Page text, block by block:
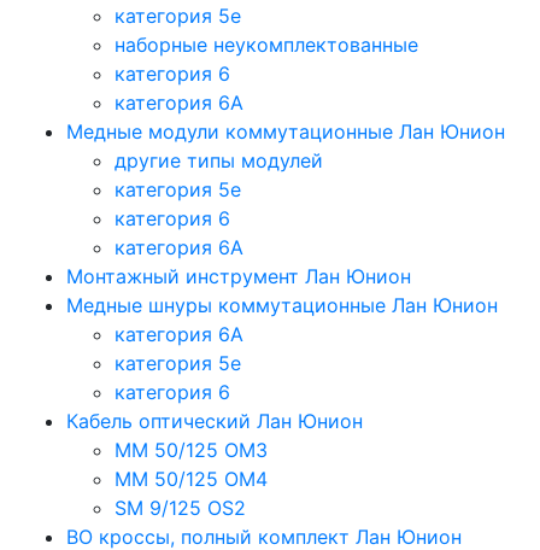
категория 5e
наборные неукомплектованные
категория 6
категория 6A
Медные модули коммутационные Лан Юнион
другие типы модулей
категория 5е
категория 6
категория 6A
Монтажный инструмент Лан Юнион
Медные шнуры коммутационные Лан Юнион
категория 6A
категория 5e
категория 6
Кабель оптический Лан Юнион
MM 50/125 OM3
MM 50/125 OM4
SM 9/125 OS2
ВО кроссы, полный комплект Лан Юнион